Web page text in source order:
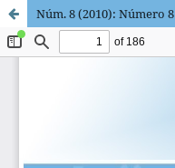
Núm. 8 (2010): Número 8